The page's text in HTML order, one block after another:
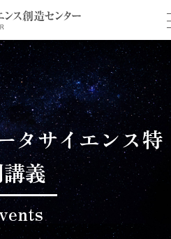
＞ データサイエンス特別講
タサイエンス特
義